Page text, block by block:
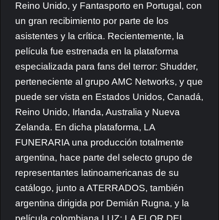
Reino Unido, y Fantasporto en Portugal, con
un gran recibimiento por parte de los
asistentes y la crítica. Recientemente, la
película fue estrenada en la plataforma
especializada para fans del terror: Shudder,
perteneciente al grupo AMC Networks, y que
puede ser vista en Estados Unidos, Canadá,
Reino Unido, Irlanda, Australia y Nueva
Zelanda. En dicha plataforma, LA
FUNERARIA una producción totalmente
argentina, hace parte del selecto grupo de
representantes latinoamericanas de su
catálogo, junto a ATERRADOS, también
argentina dirigida por Demián Rugna, y la